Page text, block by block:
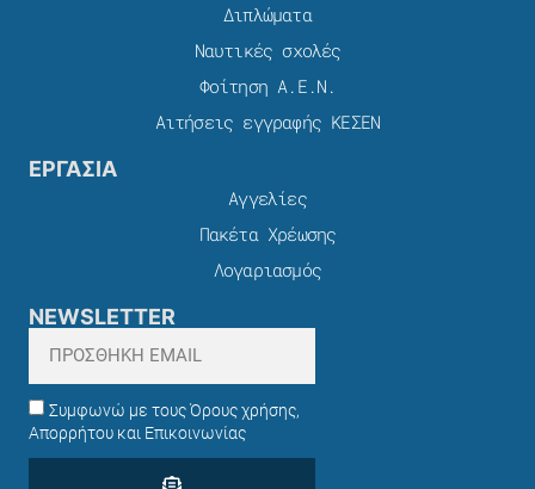
Διπλώματα
Ναυτικές σχολές
Φοίτηση Α.Ε.Ν.
Αιτήσεις εγγραφής ΚΕΣΕΝ
ΕΡΓΑΣΙΑ
Αγγελίες
Πακέτα Χρέωσης​
Λογαριασμός
NEWSLETTER
Συμφωνώ με τους Όρους χρήσης,
Απορρήτου και Επικοινωνίας